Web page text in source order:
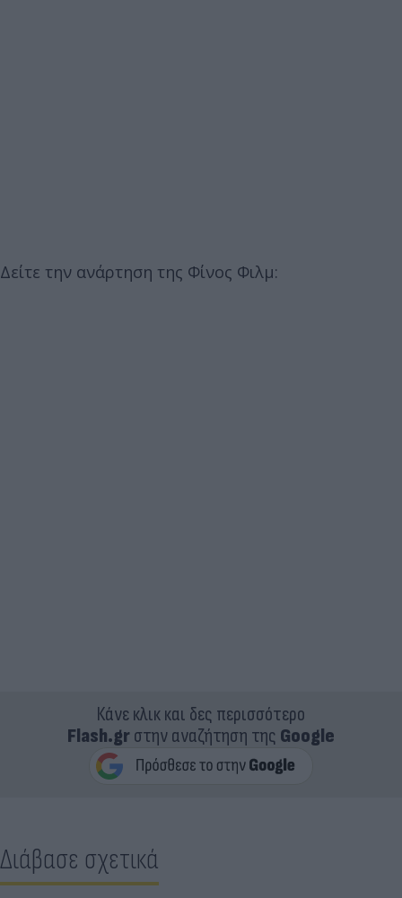
Δείτε την ανάρτηση της Φίνος Φιλμ:
Κάνε κλικ και δες περισσότερο
Flash.grστην αναζήτηση της Google
Διάβασε σχετικά